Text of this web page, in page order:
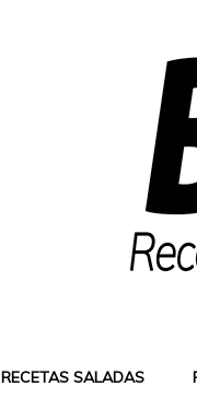
RECETAS SALADAS